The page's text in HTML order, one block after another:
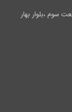
سوم ،بلوار بهار